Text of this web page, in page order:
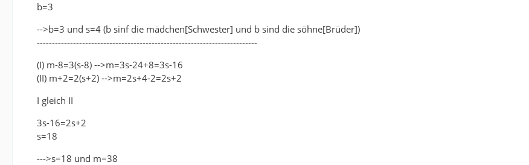
b=3
-->b=3 und s=4 (b sinf die mädchen[Schwester] und b sind die söhne[Brüder])
-------------------------------------------------------------------------
(I) m-8=3(s-8) -->m=3s-24+8=3s-16
(II) m+2=2(s+2) -->m=2s+4-2=2s+2
I gleich II
3s-16=2s+2
s=18
--->s=18 und m=38